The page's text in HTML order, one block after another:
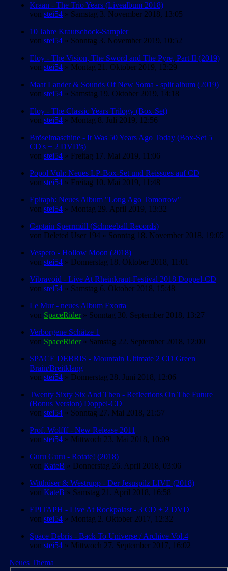
Kraan - The Trio Years (Livealbum 2018)
von stei54 » Samstag 3. November 2018, 13:05
10 Jahre Krautschock-Sampler
von stei54 » Sonntag 3. November 2019, 10:52
Eloy - The Vision, The Sword and The Pyre, Part II (2019)
von stei54 » Montag 21. Oktober 2019, 12:29
Maat Lander & Sounds Of New Soma - split album (2019)
von stei54 » Samstag 19. Oktober 2019, 14:18
Eloy - The Classic Years Trilogy (Box-Set)
von stei54 » Montag 8. Juli 2019, 12:56
Bröselmaschine - It Was 50 Years Ago Today (Box-Set 5
CD's + 2 DVD's)
von stei54 » Freitag 17. Mai 2019, 11:06
Popol Vuh: Neues LP-Box-Set und Reissues auf CD
von stei54 » Freitag 10. Mai 2019, 11:48
Epitaph: Neues Album "Long Ago Tomorrow"
von stei54 » Montag 29. April 2019, 13:32
Captain Sperrmüll (Schneeball Records)
von Deleted User 194 » Sonntag 18. November 2018, 19:05
Vespero - Hollow Moon (2018)
von stei54 » Donnerstag 18. Oktober 2018, 11:01
Vibravoid - Live At Rheinkraut-Festival 2018 Doppel-CD
von stei54 » Samstag 6. Oktober 2018, 15:48
Le Mur - neues Album Exorta
von SpaceRider» Sonntag 30. September 2018, 13:27
Verborgene Schätze 1
von SpaceRider» Samstag 22. September 2018, 12:00
SPACE DEBRIS - Mountain Ultimate 2 CD Green
Brain/Breitklang
von stei54 » Donnerstag 28. Juni 2018, 12:06
Twenty Sixty Six And Then - Reflections On The Future
(Bonus Version) Doppel-CD
von stei54 » Sonntag 27. Mai 2018, 21:57
Prof. Wolfff - New Release 2011
von stei54 » Mittwoch 23. Mai 2018, 10:09
Guru Guru - Rotate! (2018)
von KateB » Donnerstag 26. April 2018, 03:06
Witthüser & Westrupp - Der Jesuspilz LIVE (2018)
von KateB » Samstag 21. April 2018, 16:58
EPITAPH - Live At Rockpalast - 3 CD + 2 DVD
von stei54 » Montag 2. Oktober 2017, 12:32
Space Debris - Back To Universe / Archive Vol.4
von stei54 » Mittwoch 27. September 2017, 16:02
Neues Thema